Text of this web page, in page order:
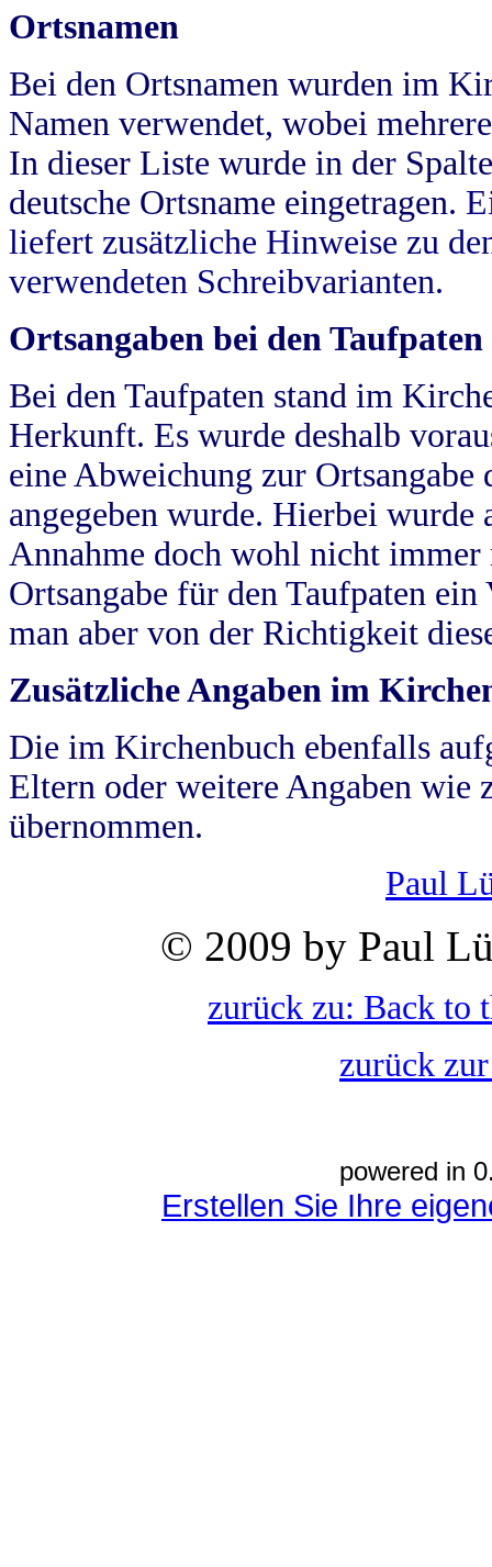
Ortsnamen
Bei den Ortsnamen wurden im
Namen verwendet, wobei
In dieser Liste wurde in der
deutsche Ortsname eingetragen.
liefert zusätzliche Hinweise zu
verwendeten Schreibvarianten.
Ortsangaben bei den Taufpaten
Bei den Taufpaten stand im
Herkunft. Es wurde deshalb
eine Abweichung zur
angegeben wurde. Hierbei wurde
Annahme doch wohl nicht
Ortsangabe für den Taufpaten
man aber von der Richtigkeit
Zusätzliche Angaben im
Die im Kirchenbuch ebenfalls
Eltern oder weitere Angaben wie
übernommen.
Paul
© 2009 by Paul
zurück zu: Back to
zurück
powered in
Erstellen Sie Ihre